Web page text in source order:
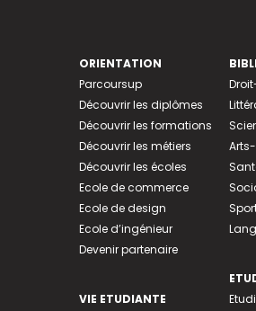
ORIENTATION
Parcoursup
Découvrir les diplômes
Découvrir les formations
Découvrir les métiers
Découvrir les écoles
Ecole de commerce
Ecole de design
Ecole d’ingénieur
Devenir partenaire
VIE ETUDIANTE